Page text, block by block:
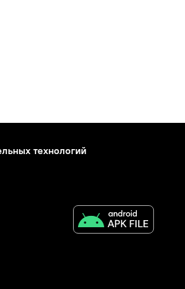
технологий